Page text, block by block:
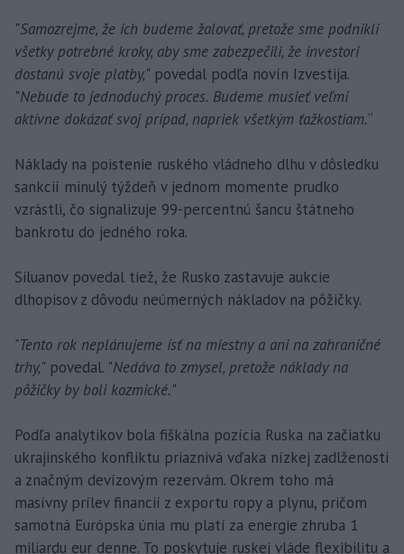
"Samozrejme, že ich budeme žalovať, pretože sme podnikli
všetky potrebné kroky, aby sme zabezpečili, že investori
dostanú svoje platby," povedal podľa novín Izvestija.
"Nebude to jednoduchý proces. Budeme musieť veľmi
aktívne dokázať svoj prípad, napriek všetkým ťažkostiam.“
Náklady na poistenie ruského vládneho dlhu v dôsledku
sankcií minulý týždeň v jednom momente prudko
vzrástli, čo signalizuje 99-percentnú šancu štátneho
bankrotu do jedného roka.
Siluanov povedal tiež, že Rusko zastavuje aukcie
dlhopisov z dôvodu neúmerných nákladov na pôžičky.
"Tento rok neplánujeme ísť na miestny a ani na zahraničné
trhy," povedal. "Nedáva to zmysel, pretože náklady na
pôžičky by boli kozmické."
Podľa analytikov bola fiškálna pozícia Ruska na začiatku
ukrajinského konfliktu priaznivá vďaka nízkej zadlženosti
a značným devízovým rezervám. Okrem toho má
masívny prílev financií z exportu ropy a plynu, pričom
samotná Európska únia mu platí za energie zhruba 1
miliardu eur denne. To poskytuje ruskej vláde flexibilitu a